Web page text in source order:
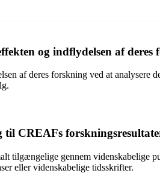
og indflydelsen af deres
af deres forskning ved at analysere
CREAFs
tilgængelige gennem videnskabelige
eller videnskabelige tidsskrifter.